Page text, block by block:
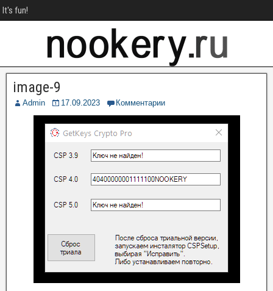
It's fun!
image-9
Admin 17.09.2023 Комментарии